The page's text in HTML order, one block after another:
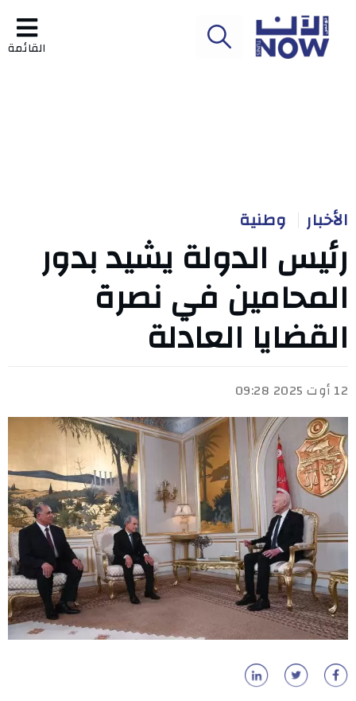
القائمة
الأخبار وطنية
رئيس الدولة يشيد بدور
المحامين في نصرة
القضايا العادلة
12 أوت 2025 09:28